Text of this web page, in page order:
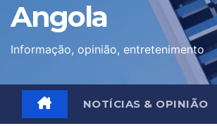
Angola
Informação, opinião, entretenimento
NOTÍCIAS & OPINIÃO